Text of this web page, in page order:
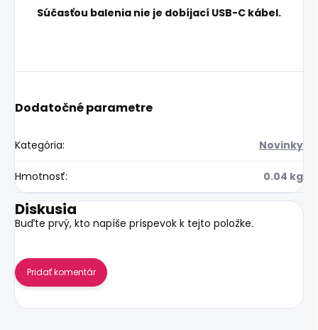
Súčasťou balenia nie je dobíjací USB-C kábel.
Dodatočné parametre
Kategória: Novinky
Hmotnosť: 0.04 kg
Diskusia
Buďte prvý, kto napíše príspevok k tejto položke.
Pridať komentár